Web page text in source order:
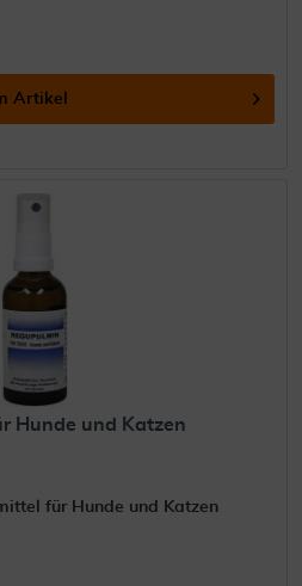
Artikel
Hunde und Katzen
für Hunde und Katzen